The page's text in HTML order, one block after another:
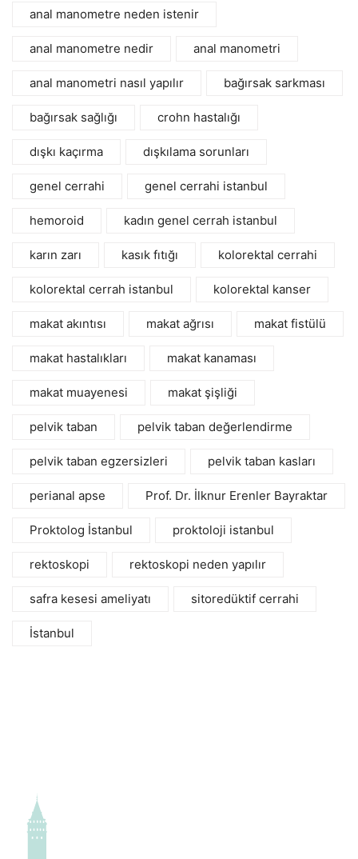
anal manometre neden istenir
anal manometre nedir anal manometri
anal manometri nasıl yapılır bağırsak sarkması
bağırsak sağlığı crohn hastalığı
dışkı kaçırma dışkılama sorunları
genel cerrahi genel cerrahi istanbul
hemoroid kadın genel cerrah istanbul
karın zarı kasık fıtığı kolorektal cerrahi
kolorektal cerrah istanbul kolorektal kanser
makat akıntısı makat ağrısı makat fistülü
makat hastalıkları makat kanaması
makat muayenesi makat şişliği
pelvik taban pelvik taban değerlendirme
pelvik taban egzersizleri pelvik taban kasları
perianal apse Prof. Dr. İlknur Erenler Bayraktar
Proktolog İstanbul proktoloji istanbul
rektoskopi rektoskopi neden yapılır
safra kesesi ameliyatı sitoredüktif cerrahi
İstanbul